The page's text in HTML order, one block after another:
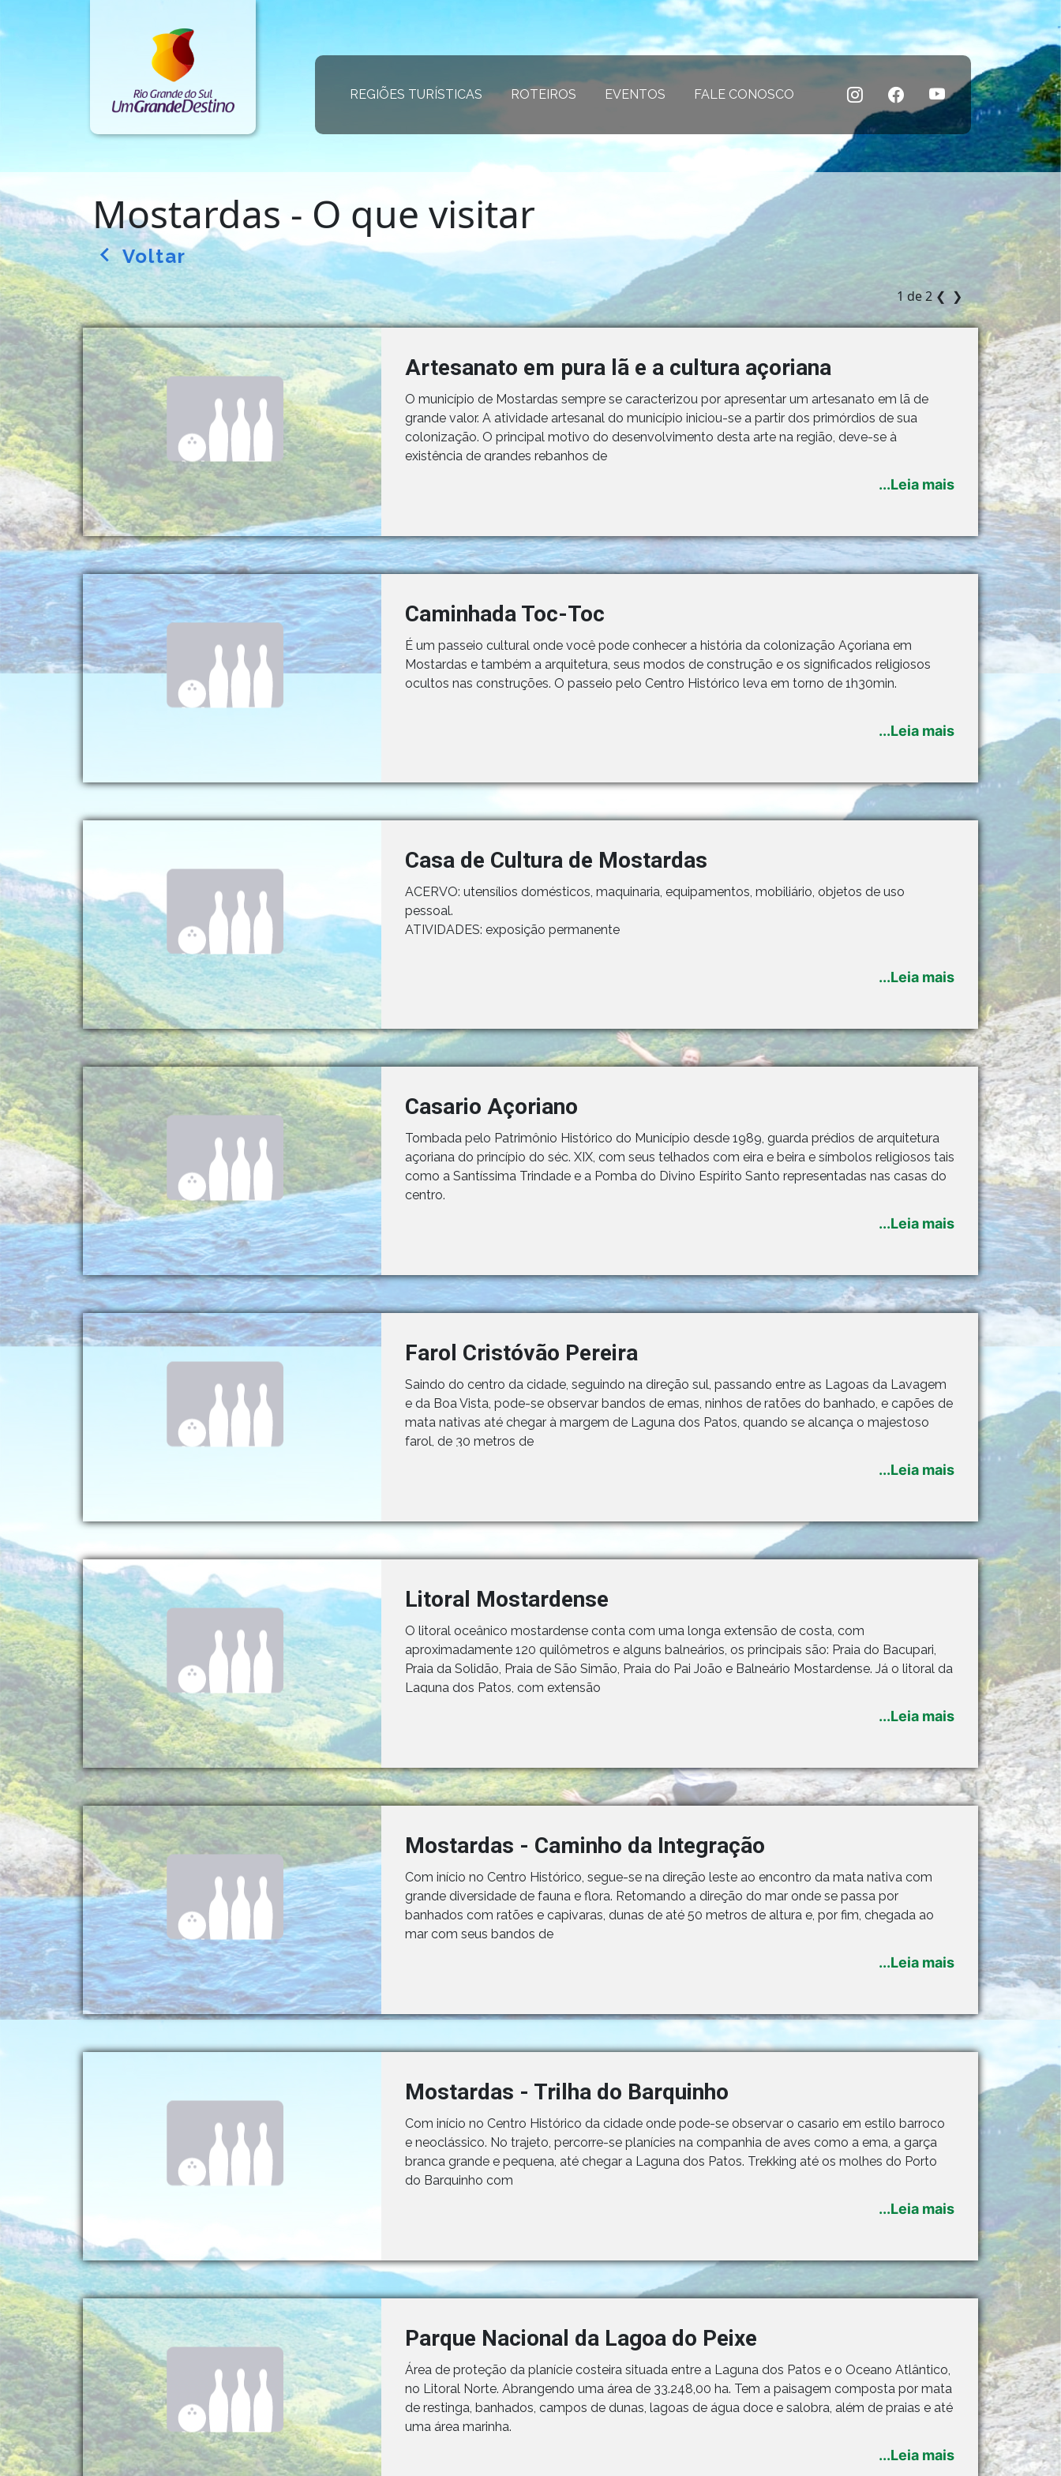
REGIÕES TURÍSTICAS(página atual)
ROTEIROS (página atual)
EVENTOS (página atual)
FALE CONOSCO (página atual)
Mostardas - O que visitar
arrow_back_ios Voltar
1 de 2 ❮ ❯
Artesanato em pura lã e a cultura açoriana
O município de Mostardas sempre se caracterizou por apresentar um artesanato em lã de
grande valor. A atividade artesanal do município iniciou-se a partir dos primórdios de sua
colonização. O principal motivo do desenvolvimento desta arte na região, deve-se à
existência de grandes rebanhos de
...Leia mais
Caminhada Toc-Toc
É um passeio cultural onde você pode conhecer a história da colonização Açoriana em
Mostardas e também a arquitetura, seus modos de construção e os significados religiosos
ocultos nas construções. O passeio pelo Centro Histórico leva em torno de 1h30min.
...Leia mais
Casa de Cultura de Mostardas
ACERVO: utensílios domésticos, maquinaria, equipamentos, mobiliário, objetos de uso
pessoal.
ATIVIDADES: exposição permanente
...Leia mais
Casario Açoriano
Tombada pelo Patrimônio Histórico do Município desde 1989, guarda prédios de arquitetura
açoriana do princípio do séc. XIX, com seus telhados com eira e beira e símbolos religiosos tais
como a Santíssima Trindade e a Pomba do Divino Espírito Santo representadas nas casas do
centro.
...Leia mais
Farol Cristóvão Pereira
Saindo do centro da cidade, seguindo na direção sul, passando entre as Lagoas da Lavagem
e da Boa Vista, pode-se observar bandos de emas, ninhos de ratões do banhado, e capões de
mata nativas até chegar à margem de Laguna dos Patos, quando se alcança o majestoso
farol, de 30 metros de
...Leia mais
Litoral Mostardense
O litoral oceânico mostardense conta com uma longa extensão de costa, com
aproximadamente 120 quilômetros e alguns balneários, os principais são: Praia do Bacupari,
Praia da Solidão, Praia de São Simão, Praia do Pai João e Balneário Mostardense. Já o litoral da
Laguna dos Patos, com extensão
...Leia mais
Mostardas - Caminho da Integração
Com início no Centro Histórico, segue-se na direção leste ao encontro da mata nativa com
grande diversidade de fauna e flora. Retomando a direção do mar onde se passa por
banhados com ratões e capivaras, dunas de até 50 metros de altura e, por fim, chegada ao
mar com seus bandos de
...Leia mais
Mostardas - Trilha do Barquinho
Com início no Centro Histórico da cidade onde pode-se observar o casario em estilo barroco
e neoclássico. No trajeto, percorre-se planícies na companhia de aves como a ema, a garça
branca grande e pequena, até chegar a Laguna dos Patos. Trekking até os molhes do Porto
do Barquinho com
...Leia mais
Parque Nacional da Lagoa do Peixe
Área de proteção da planície costeira situada entre a Laguna dos Patos e o Oceano Atlântico,
no Litoral Norte. Abrangendo uma área de 33.248,00 ha. Tem a paisagem composta por mata
de restinga, banhados, campos de dunas, lagoas de água doce e salobra, além de praias e até
uma área marinha.
...Leia mais